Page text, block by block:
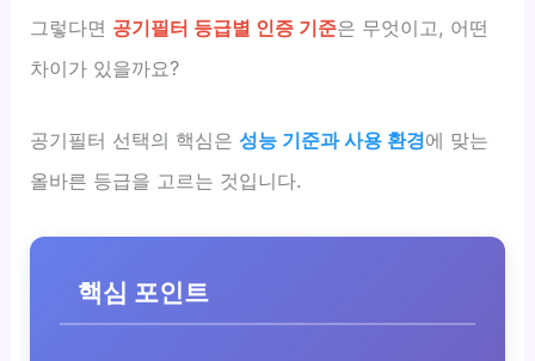
그렇다면 공기필터 등급별 인증 기준은 무엇이고, 어떤
차이가 있을까요?
공기필터 선택의 핵심은 성능 기준과 사용 환경에 맞는
올바른 등급을 고르는 것입니다.
핵심 포인트